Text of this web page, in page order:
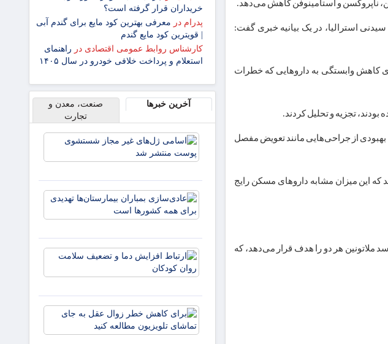
ناپروکسن و استامینوفن کاهش می‌دهد.
استرالیا، در یک بیانیه خبری گفت:
کاهش وابستگی به داروهایی که خطرات
بهبودی از جراحی‌هایی مانند تعویض مفصل
در مقیاس ۰ تا ۱۰۰ کاهش می‌دهد. محققان گفتند که این میزان مشابه داروهای مسکن رایج
ملاتونین هر دو را هدف قرار می‌دهد، که
خریداران قرار گرفته است؟
پدرام در معرفی بهترین کود مایع برای گندم آبی
| قویترین کود مایع گندم
کارشناس روابط عمومی اقتصادی در راهنمای
استعلام و پرداخت خلافی خودرو در سال ۱۴۰۵
آخرین خبرها
صنعت، معدن و
تجارت